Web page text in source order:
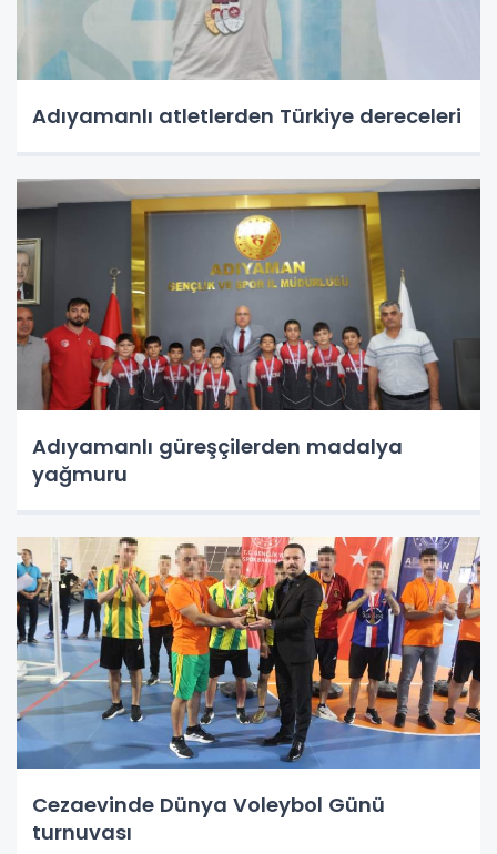
Adıyamanlı atletlerden Türkiye dereceleri
Adıyamanlı güreşçilerden madalya
yağmuru
Cezaevinde Dünya Voleybol Günü
turnuvası